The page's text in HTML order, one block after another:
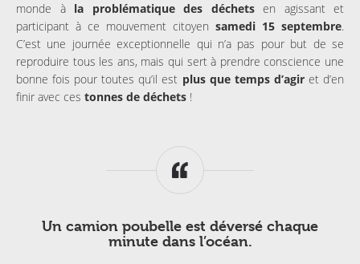
monde à la problématique des déchetsen agissant et
participant à ce mouvement citoyen samedi 15 septembre.
C’est une journée exceptionnelle qui n’a pas pour but de se
reproduire tous les ans, mais qui sert à prendre conscience une
bonne fois pour toutes qu’il est plus que temps d’agiret d’en
finir avec ces tonnes de déchets !
Un camion poubelle est déversé chaque
minute dans l’océan.